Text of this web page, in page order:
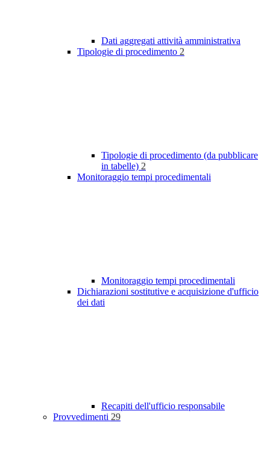
Dati aggregati attività amministrativa
Tipologie di procedimento 2
Tipologie di procedimento (da pubblicare
in tabelle) 2
Monitoraggio tempi procedimentali
Monitoraggio tempi procedimentali
Dichiarazioni sostitutive e acquisizione d'ufficio
dei dati
Recapiti dell'ufficio responsabile
Provvedimenti 29